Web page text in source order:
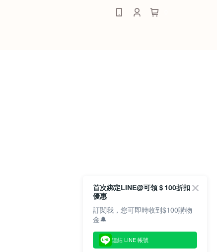
首次綁定LINE@可領＄100折扣
優惠
訂閱我，您可即時收到$100購物
金🔔
連結 LINE 帳號